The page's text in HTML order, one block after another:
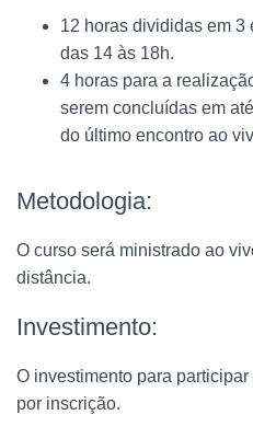
12 horas divididas em 3
das 14 às 18h.
4 horas para a
serem concluídas em
do último encontro ao
Metodologia:
O curso será ministrado ao
distância.
Investimento:
O investimento para
por inscrição.